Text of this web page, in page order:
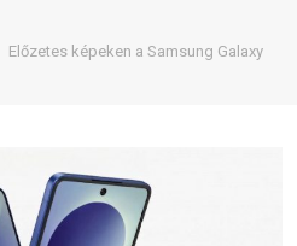
Előzetes képeken a Samsung Galaxy